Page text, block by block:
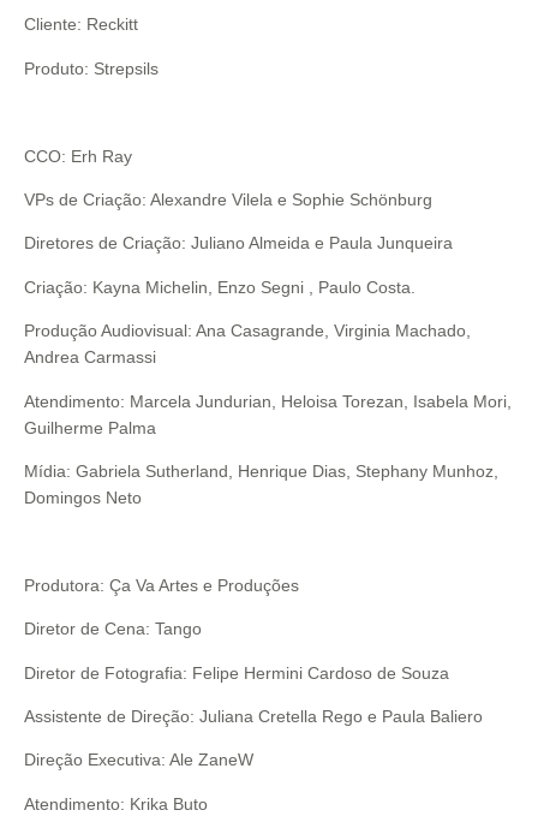
Cliente: Reckitt
Produto: Strepsils
CCO: Erh Ray
VPs de Criação: Alexandre Vilela e Sophie Schönburg
Diretores de Criação: Juliano Almeida e Paula Junqueira
Criação: Kayna Michelin, Enzo Segni , Paulo Costa.
Produção Audiovisual: Ana Casagrande, Virginia Machado,
Andrea Carmassi
Atendimento: Marcela Jundurian, Heloisa Torezan, Isabela Mori,
Guilherme Palma
Mídia: Gabriela Sutherland, Henrique Dias, Stephany Munhoz,
Domingos Neto
Produtora: Ça Va Artes e Produções
Diretor de Cena: Tango
Diretor de Fotografia: Felipe Hermini Cardoso de Souza
Assistente de Direção: Juliana Cretella Rego e Paula Baliero
Direção Executiva: Ale ZaneW
Atendimento: Krika Buto